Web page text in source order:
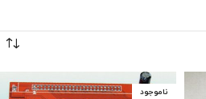
ناموجود